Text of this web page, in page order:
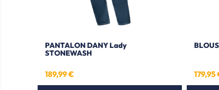
PANTALON DANY Lady
STONEWASH
Prix
189,99 € Prix
179,95